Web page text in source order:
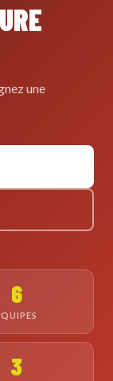
une
6
3